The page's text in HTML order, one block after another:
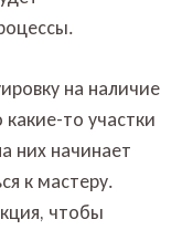
на наличие
то участки
них начинает
к мастеру.
чтобы